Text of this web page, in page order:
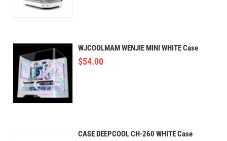
WJCOOLMAM WENJIE MINI WHITE Case
$54.00
CASE DEEPCOOL CH-260 WHITE Case